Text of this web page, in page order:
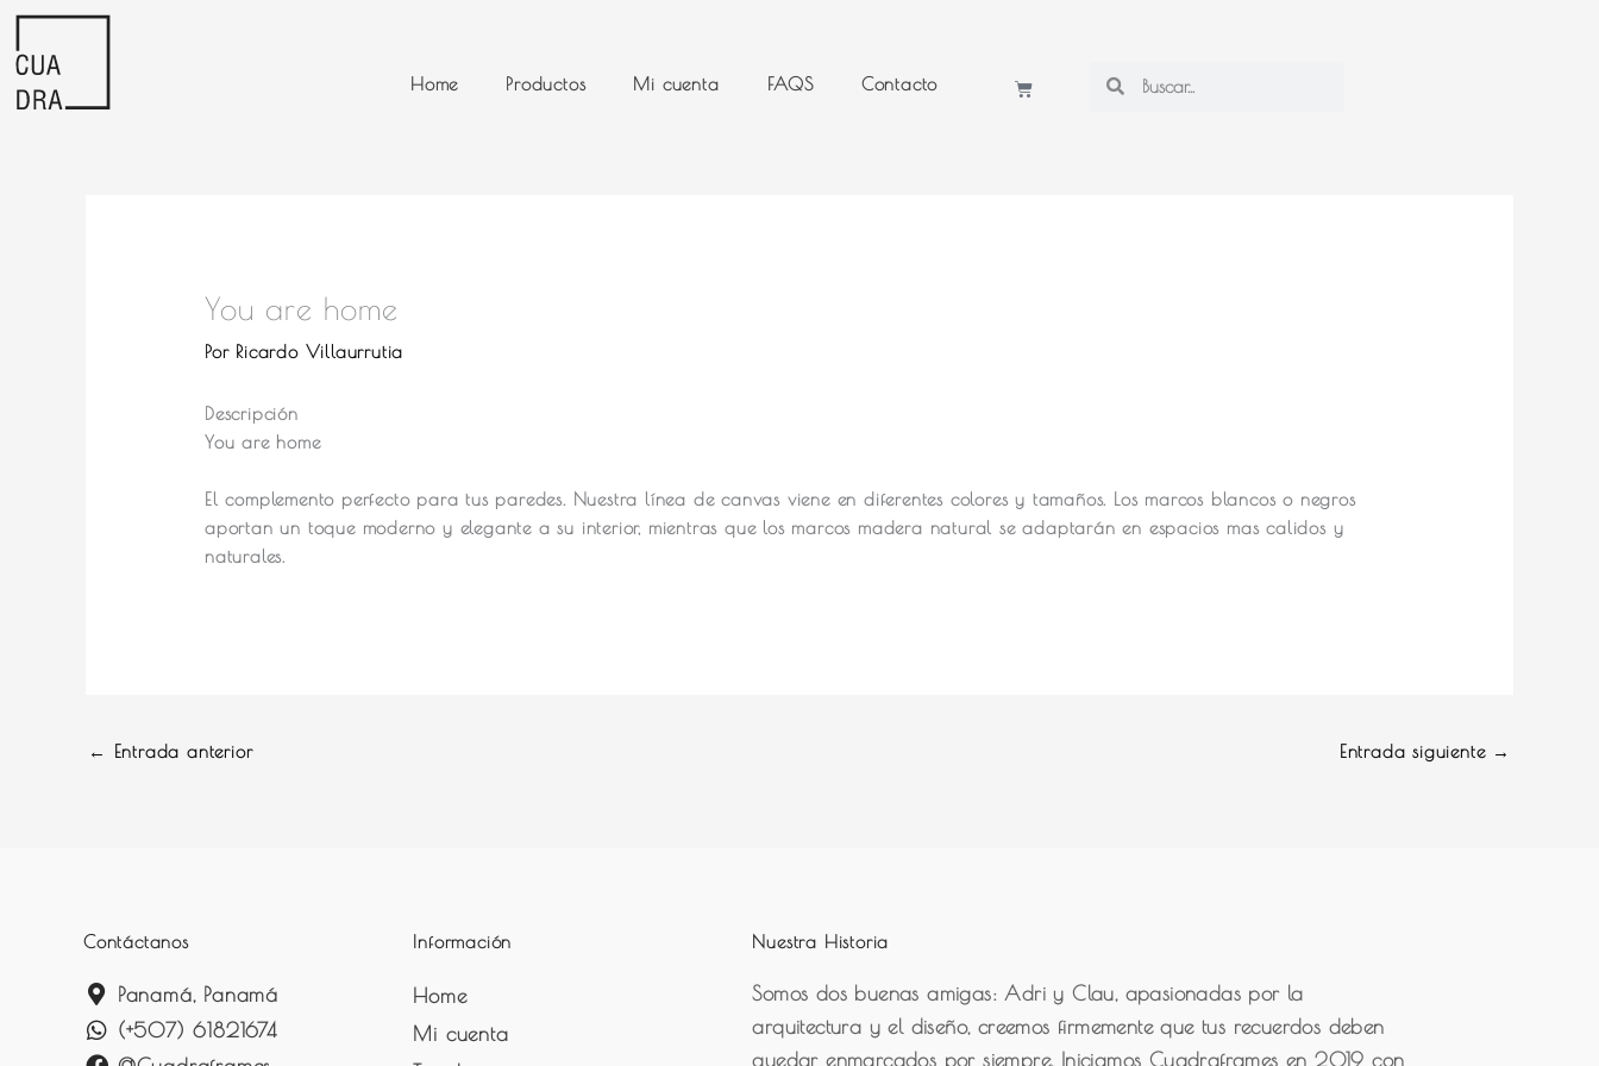
contenido
Home Productos Mi cuenta FAQS Contacto Cart
SearchSearch
You are home
Por Ricardo Villaurrutia
Descripción
You are home
El complemento perfecto para tus paredes. Nuestra línea de canvas viene en diferentes colores y tamaños. Los marcos blancos o negros
aportan un toque moderno y elegante a su interior, mientras que los marcos madera natural se adaptarán en espacios mas calidos y
naturales.
← Entrada anterior Entrada siguiente →
Contáctanos
Panamá, Panamá
(+507) 61821674
Información
Home
Mi cuenta
Nuestra Historia
Somos dos buenas amigas: Adri y Clau, apasionadas por la
arquitectura y el diseño, creemos firmemente que tus recuerdos deben
quedar enmarcados por siempre. Iniciamos Cuadraframes en 2019 con